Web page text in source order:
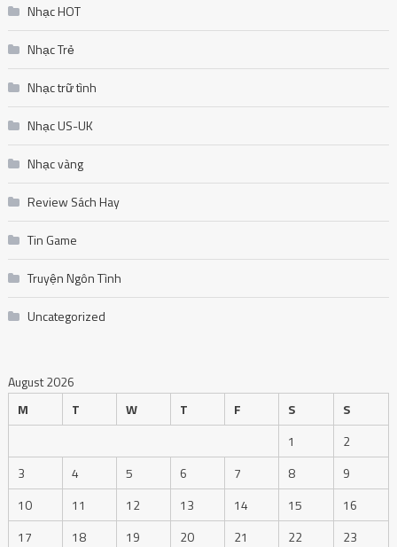
Nhạc HOT
Nhạc Trẻ
Nhạc trữ tình
Nhạc US-UK
Nhạc vàng
Review Sách Hay
Tin Game
Truyện Ngôn Tình
Uncategorized
August 2026
M
T W T F S
S
1
2
3
4 5 6 7 8
9
10
11 12 13 14 15
16
17
18 19 20 21 22
23